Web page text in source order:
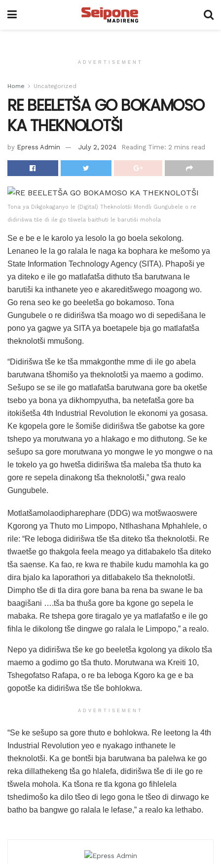
ADVERTISEMENT
Home Uncategorized
RE BEELETŠA GO BOKAMOSO
KA THEKNOLOTŠI
by Epress Admin July 2, 2024 Reading Time: 2 mins read
Tona ya Dikgokaganyo le (Digital) Theknolotši Mondli Gungubele o re
didirišwa tše di ile go tšwela baithuti le barutiši mohola
Se e be e le karolo ya lesolo la go boela sekolong.
Lenaneo le la go ralala le naga ka bophara ke mešomo ya
State Information Technology Agency (SITA). Phapoši ye
ya diteko e ile go matlafatša dithuto tša barutwana le
barutiši ka inthanete yeo e akareditšwego moagong wo.
Go rena seo ke go beeletša go bokamoso. Tona
Gungubele o re didirišwa tša moago wo di sepedišana le
pono ya gagwe ya SITA ya boetapele bja go matlafatša
theknolotši mmušong.
“Didirišwa tše ke tša mmakgonthe mme di ile go abela
barutwana tšhomišo ya theknolotši ya maemo a godimo.
Sešupo se se ile go matlafatša barutwana gore ba oketše
tsebo ya bona ya dikhompyutha, ba netefatša gore ba
itokišetša 4th Industrial Revolution le ekonomi ya gosasa.
Ke kgopela gore le šomiše didirišwa tše gabotse ka gore
tshepo ya morutwana yo a hlakago e mo dithutong. Se ke
sešupo sa gore morutwana yo mongwe le yo mongwe o na
le tokelo ya go hwetša didirišwa tša maleba tša thuto ka
gore re sepela dinakong tša theknolotši,” gwa realo
Gungubele.
Motlatšamolaodipharephare (DDG) wa motšwaoswere
Kgorong ya Thuto mo Limpopo, Ntlhashana Mphahlele, o
rile: “Re leboga didirišwa tše tša diteko tša theknolotši. Re
tlwaetše go thakgola feela meago ya ditlabakelo tša diteko
tša saense. Ka fao, re kwa re thabile kudu mamohla ka go
dira bjalo ka laporathori ya ditlabakelo tša theknolotši.
Dimpho tše di tla dira gore bana ba rena ba swane le ba
baagišani ….tša ba thuša gore ba kgone go sepela le
mabaka. Re tshepa gore tiragalo ye ya matlafatšo e ile go
fihla le dikolong tše dingwe go ralala le Limpopo,” a realo.
Nepo ya didirišwa tše ke go beeletša kgolong ya dikolo tša
maemo a godimo go tša thuto. Morutwana wa Kreiti 10,
Tshegofatso Rafapa, o re ba leboga Kgoro ka ge e ba
gopotše ka didirišwa tše tše bohlokwa.
ADVERTISEMENT
“Se ke sešupo sa gore thuto e bohlokwa. Re leetong la 4th
Industrial Revolution yeo e nyakago inthanete le
theknolotši. Ka ge bontši bja barutwana ba palelwa ke go
reka dillathekeng tša go hlalefa, didirišwa tše di ile go re
tšwela mohola. Ka tšona re tla kgona go fihlelela
tshedimošo ka dilo tšeo di lego gona le tšeo di dirwago ke
batho ba bangwe go ralala le lefase,” a realo ka lethabo.